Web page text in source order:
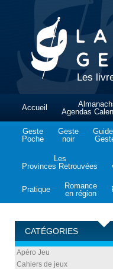
Les
Accueil
Agendas
Geste
Poche
Geste
noir
Les
Provinces Retrouvées
Pratique
Romance
en région
CATÉGORIES
Apéro Jeu
Cahiers de jeux